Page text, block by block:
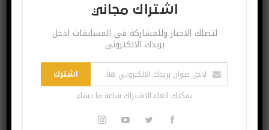
تطور جديد لفحص الطعام
اذا كان يحتوي على الزئبق
آخر الاخبار
هل بدأ الذكاء الاصطناعي
في فهم النوايا البشرية؟
آخر الاخبار
اشتراك مجاني
لتصلك الاخبار وللمشاركة في المسابقات ادخل
بريدك الالكتروني
اشترك
يمكنك الغاء الاشتراك ساعة ما تشاء